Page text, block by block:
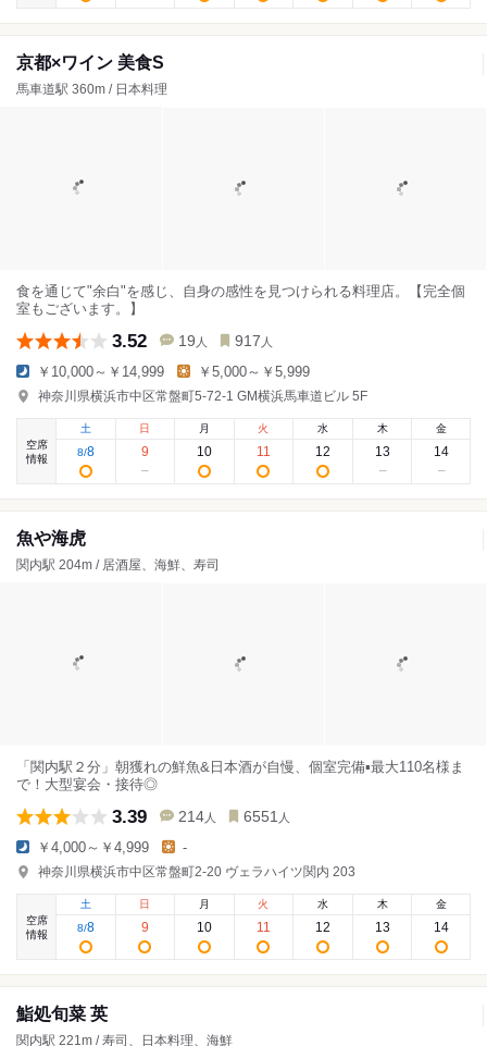
京都×ワイン 美食S
馬車道駅 360m / 日本料理
食を通じて"余白"を感じ、自身の感性を見つけられる料理店。【完全個
室もございます。】
3.52 19 人 917 人
￥10,000～￥14,999 ￥5,000～￥5,999
神奈川県横浜市中区常盤町5-72-1 GM横浜馬車道ビル 5F
空席
情報
土
8/8
日
9
月
10
火
11
水
12
木
13
金
14
魚や海虎
関内駅 204m / 居酒屋、海鮮、寿司
「関内駅２分」朝獲れの鮮魚&日本酒が自慢、個室完備▪️最大110名様ま
で！大型宴会・接待◎
3.39 214 人 6551 人
￥4,000～￥4,999 -
神奈川県横浜市中区常盤町2-20 ヴェラハイツ関内 203
空席
情報
土
8/8
日
9
月
10
火
11
水
12
木
13
金
14
鮨処旬菜 英
関内駅 221m / 寿司、日本料理、海鮮